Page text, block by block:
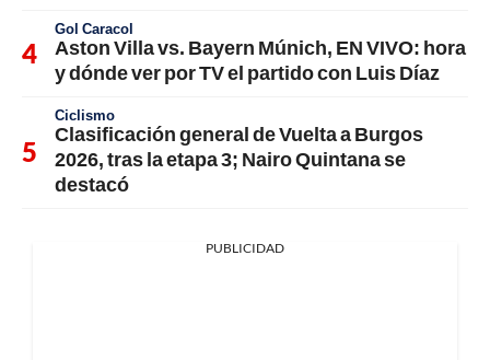
Gol Caracol
Aston Villa vs. Bayern Múnich, EN VIVO: hora
y dónde ver por TV el partido con Luis Díaz
Ciclismo
Clasificación general de Vuelta a Burgos
2026, tras la etapa 3; Nairo Quintana se
destacó
PUBLICIDAD